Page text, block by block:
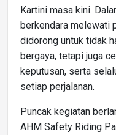
Kartini masa kini.
berkendara melewati
didorong untuk tidak
bergaya, tetapi juga
keputusan, serta
setiap perjalanan.
Puncak kegiatan
AHM Safety Riding